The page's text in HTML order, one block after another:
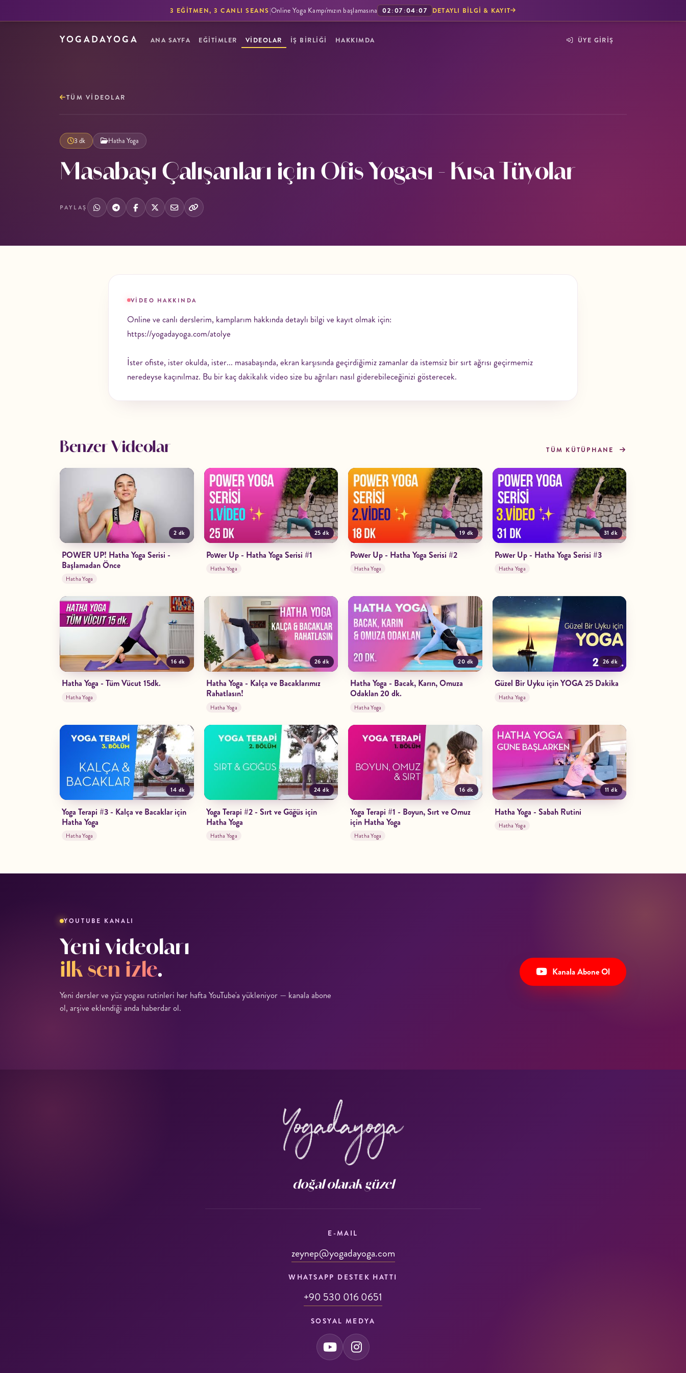
3 EĞITMEN, 3 CANLI SEANS|Online Yoga Kampı'mızın başlamasına 02:07 :04:06 DETAYLI BILGI & KAYIT
YOGADAYOGA ANA SAYFA EĞİTİMLER VİDEOLAR İŞ BİRLİĞİ HAKKIMDA ÜYE GİRİŞ
TÜM VIDEOLAR
3 dk Hatha Yoga
Masabaşı Çalışanları için Ofis Yogası - Kısa Tüyolar
PAYLAŞ
VIDEO HAKKINDA
Online ve canlı derslerim, kamplarım hakkında detaylı bilgi ve kayıt olmak için:
https://yogadayoga.com/atolye
İster ofiste, ister okulda, ister... masabaşında, ekran karşısında geçirdiğimiz zamanlar da istemsiz bir sırt ağrısı geçirmemiz
neredeyse kaçınılmaz. Bu bir kaç dakikalık video size bu ağrıları nasıl giderebileceğinizi gösterecek.
Benzer Videolar TÜM KÜTÜPHANE
2 dk
POWER UP! Hatha Yoga Serisi -
Başlamadan Önce
Hatha Yoga
25 dk
Power Up - Hatha Yoga Serisi #1
Hatha Yoga
19 dk
Power Up - Hatha Yoga Serisi #2
Hatha Yoga
31 dk
Power Up - Hatha Yoga Serisi #3
Hatha Yoga
16 dk
Hatha Yoga - Tüm Vücut 15dk.
Hatha Yoga
26 dk
Hatha Yoga - Kalça ve Bacaklarımız
Rahatlasın!
Hatha Yoga
20 dk
Hatha Yoga - Bacak, Karın, Omuza
Odaklan 20 dk.
Hatha Yoga
26 dk
Güzel Bir Uyku için YOGA 25 Dakika
Hatha Yoga
14 dk
Yoga Terapi #3 - Kalça ve Bacaklar için
Hatha Yoga
Hatha Yoga
24 dk
Yoga Terapi #2 - Sırt ve Göğüs için
Hatha Yoga
Hatha Yoga
16 dk
Yoga Terapi #1 - Boyun, Sırt ve Omuz
için Hatha Yoga
Hatha Yoga
11 dk
Hatha Yoga - Sabah Rutini
Hatha Yoga
YOUTUBE KANALI
Yeni videoları
ilk sen izle.
Yeni dersler ve yüz yogası rutinleri her hafta YouTube'a yükleniyor — kanala abone
ol, arşive eklendiği anda haberdar ol.
Kanala Abone Ol
doğal olarak güzel
E-MAIL
zeynep@yogadayoga.com
WHATSAPP DESTEK HATTI
+90 530 016 0651
SOSYAL MEDYA